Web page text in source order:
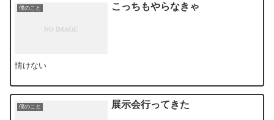
僕のこと こっちもやらなきゃ
情けない
僕のこと 展示会行ってきた